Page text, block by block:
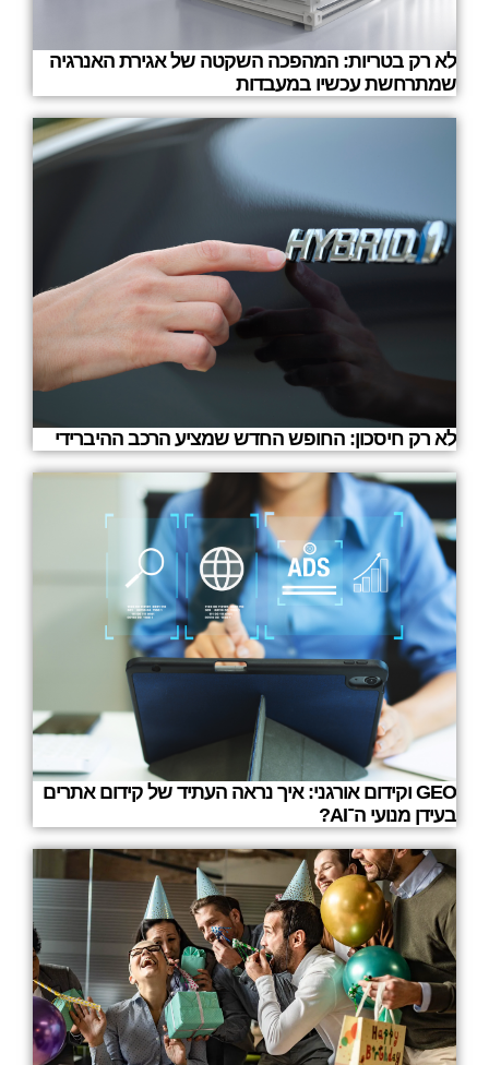
לא רק בטריות: המהפכה השקטה של אגירת האנרגיה
שמתרחשת עכשיו במעבדות
לא רק חיסכון: החופש החדש שמציע הרכב ההיברידי
GEO וקידום אורגני: איך נראה העתיד של קידום אתרים
בעידן מנועי ה־AI?